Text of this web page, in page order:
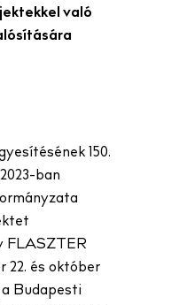
való
150.
ban
FLASZTER
22. és október
Budapesti